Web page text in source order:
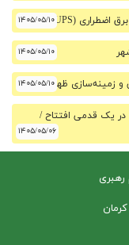
۱۴۰۵/۰۵/۱۰
۱۴۰۵/۰۵/۱۰
و زمینه‌سازی ظهور۱۴۰۵/۰۵/۱۰
در یک قدمی افتتاح /
۱۴۰۵/۰۵/۰۶
رهبری